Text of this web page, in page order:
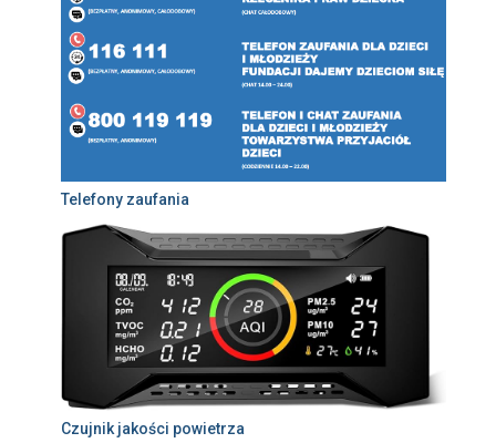
Telefony zaufania
Czujnik jakości powietrza